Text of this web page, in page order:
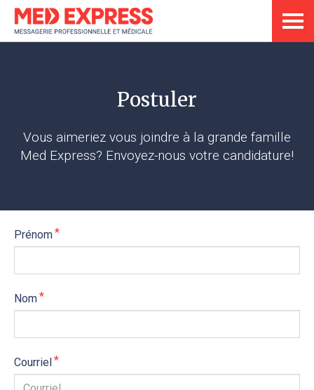
Postuler
Vous aimeriez vous joindre à la grande famille
Med Express? Envoyez-nous votre candidature!
Prénom
Nom
Courriel